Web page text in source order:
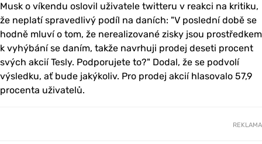
Musk o víkendu oslovil uživatele twitteru v reakci na kritiku,
že neplatí spravedlivý podíl na daních: "V poslední době se
hodně mluví o tom, že nerealizované zisky jsou prostředkem
k vyhýbání se daním, takže navrhuji prodej deseti procent
svých akcií Tesly. Podporujete to?" Dodal, že se podvolí
výsledku, ať bude jakýkoliv. Pro prodej akcií hlasovalo 57,9
procenta uživatelů.
REKLAMA